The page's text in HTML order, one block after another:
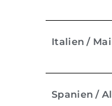
Italien /
Spanien /